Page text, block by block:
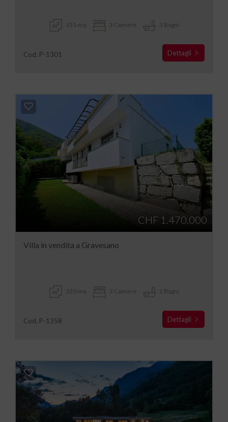
151 mq 3 Camere 3 Bagni
Cod. P-1301 Dettagli
CHF 1.470.000
Villa in vendita a Gravesano
320 mq 3 Camere 2 Bagni
Cod. P-1358 Dettagli